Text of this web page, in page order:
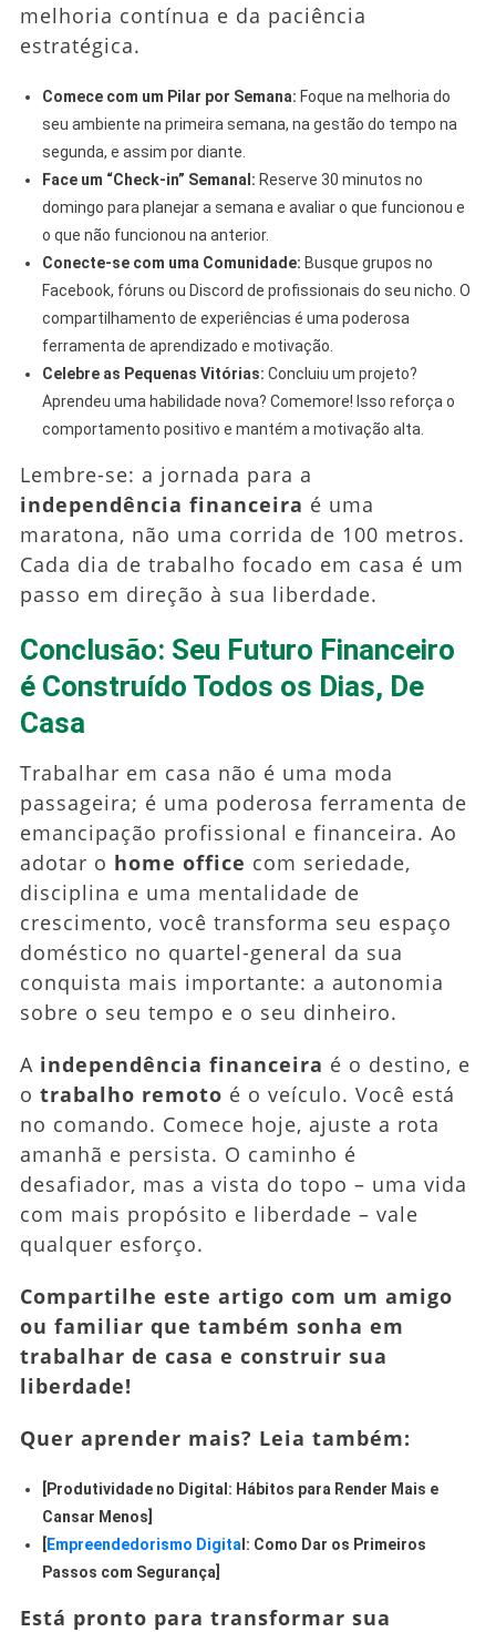
melhoria contínua e da paciência
estratégica.
Comece com um Pilar por Semana: Foque na melhoria do
seu ambiente na primeira semana, na gestão do tempo na
segunda, e assim por diante.
Face um “Check-in” Semanal: Reserve 30 minutos no
domingo para planejar a semana e avaliar o que funcionou e
o que não funcionou na anterior.
Conecte-se com uma Comunidade: Busque grupos no
Facebook, fóruns ou Discord de profissionais do seu nicho. O
compartilhamento de experiências é uma poderosa
ferramenta de aprendizado e motivação.
Celebre as Pequenas Vitórias: Concluiu um projeto?
Aprendeu uma habilidade nova? Comemore! Isso reforça o
comportamento positivo e mantém a motivação alta.
Lembre-se: a jornada para a
independência financeira é uma
maratona, não uma corrida de 100 metros.
Cada dia de trabalho focado em casa é um
passo em direção à sua liberdade.
Conclusão: Seu Futuro Financeiro
é Construído Todos os Dias, De
Casa
Trabalhar em casa não é uma moda
passageira; é uma poderosa ferramenta de
emancipação profissional e financeira. Ao
adotar o home office com seriedade,
disciplina e uma mentalidade de
crescimento, você transforma seu espaço
doméstico no quartel-general da sua
conquista mais importante: a autonomia
sobre o seu tempo e o seu dinheiro.
A independência financeira é o destino, e
o trabalho remoto é o veículo. Você está
no comando. Comece hoje, ajuste a rota
amanhã e persista. O caminho é
desafiador, mas a vista do topo – uma vida
com mais propósito e liberdade – vale
qualquer esforço.
Compartilhe este artigo com um amigo
ou familiar que também sonha em
trabalhar de casa e construir sua
liberdade!
Quer aprender mais? Leia também:
[Produtividade no Digital: Hábitos para Render Mais e
Cansar Menos]
Empreendedorismo Digita l: Como Dar os Primeiros
Passos com Segurança]
Está pronto para transformar sua